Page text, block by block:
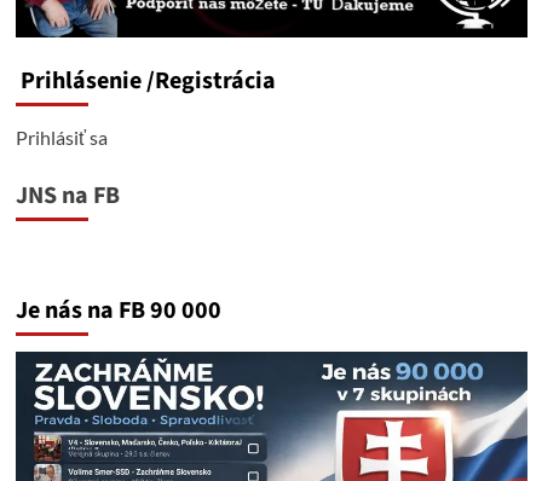
Prihlásenie/Registrácia
Prihlásiť sa
JNS na FB
Je nás na FB 90 000